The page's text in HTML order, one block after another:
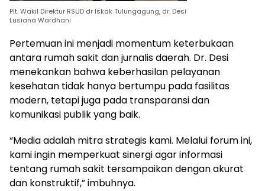
Plt. Wakil Direktur RSUD dr Iskak Tulungagung, dr. Desi
Lusiana Wardhani
Pertemuan ini menjadi momentum keterbukaan
antara rumah sakit dan jurnalis daerah. Dr. Desi
menekankan bahwa keberhasilan pelayanan
kesehatan tidak hanya bertumpu pada fasilitas
modern, tetapi juga pada transparansi dan
komunikasi publik yang baik.
“Media adalah mitra strategis kami. Melalui forum ini,
kami ingin memperkuat sinergi agar informasi
tentang rumah sakit tersampaikan dengan akurat
dan konstruktif,” imbuhnya.